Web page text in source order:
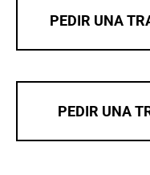
PEDIR UNA
PEDIR UNA